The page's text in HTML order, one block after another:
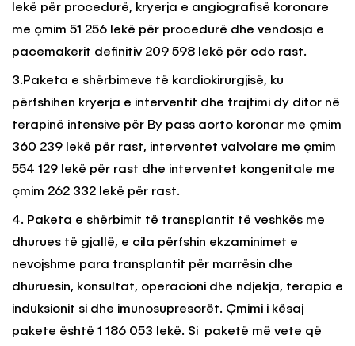
lekë për procedurë, kryerja e angiografisë koronare
me çmim 51 256 lekë për procedurë dhe vendosja e
pacemakerit definitiv 209 598 lekë për cdo rast.
3.Paketa e shërbimeve të kardiokirurgjisë, ku
përfshihen kryerja e interventit dhe trajtimi dy ditor në
terapinë intensive për By pass aorto koronar me çmim
360 239 lekë për rast, interventet valvolare me çmim
554 129 lekë për rast dhe interventet kongenitale me
çmim 262 332 lekë për rast.
4. Paketa e shërbimit të transplantit të veshkës me
dhurues të gjallë, e cila përfshin ekzaminimet e
nevojshme para transplantit për marrësin dhe
dhuruesin, konsultat, operacioni dhe ndjekja, terapia e
induksionit si dhe imunosupresorët. Çmimi i kësaj
pakete është 1 186 053 lekë. Si paketë më vete që